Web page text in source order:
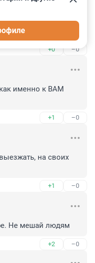
богатеет, растет,
во время
+0 –0
именно к ВАМ
+1 –0
на своих
+1 –0
Не мешай людям
+2 –0